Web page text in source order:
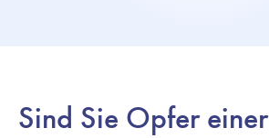
Sind Sie Opfer